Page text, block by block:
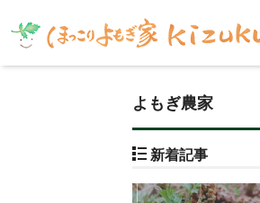
よもぎ農家
新着記事